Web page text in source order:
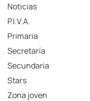
Noticias
P.I.V.A.
Primaria
Secretaría
Secundaria
Stars
Zona joven